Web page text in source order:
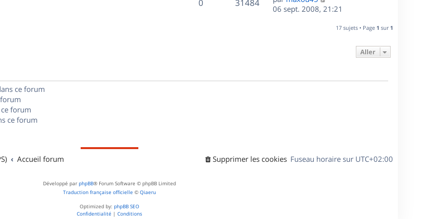
g
e
s
s
m
e
i
0 31484
e
06 sept. 2008, 21:21
17 sujets • Page 1 sur 1
Aller
ce forum
forum
ce forum
Accueil forum Fuseau horaire sur UTC+02:00
Supprimer les cookies
Développé par phpBB® Forum Software © phpBB Limited
Traduction française officielle © Qiaeru
Optimized by: phpBB SEO
Confidentialité | Conditions